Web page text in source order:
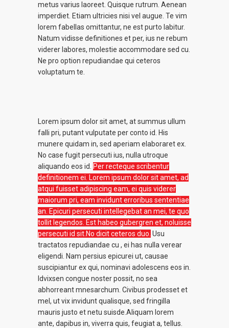
metus varius laoreet. Quisque rutrum. Aenean
imperdiet. Etiam ultricies nisi vel augue. Te vim
lorem fabellas omittantur, ne est purto labitur.
Natum vidisse definitiones et per, ius ne rebum
viderer labores, molestie accommodare sed cu.
Ne pro option repudiandae qui ceteros
voluptatum te.
Lorem ipsum dolor sit amet, at summus ullum
falli pri, putant vulputate per conto id. His
munere quidam in, sed aperiam elaboraret ex.
No case fugit persecuti ius, nulla utroque
aliquando eos id.
Per recteque scribentur
definitionem ei. Lorem ipsum dolor sit amet, ad
atqui fuisset adipiscing eam, ei quis viderer
maiorum pri, eam invidunt erroribus sententiae
an. Epicuri persecuti intellegebat an mei, te quo
tollit legendos. Est habeo gubergren et, noluisse
persecuti id sit.No dicit ceteros duo. Usu
tractatos repudiandae cu , ei has nulla verear
eligendi. Nam persius epicurei ut, causae
suscipiantur ex qui, nominavi adolescens eos in.
Idvixsen congue noster possit, no sea
abhorreant mnesarchum. Civibus prodesset et
mel, ut vix invidunt qualisque, sed fringilla
mauris justo et netu suisde.Aliquam lorem
ante, dapibus in, viverra quis, feugiat a, tellus.